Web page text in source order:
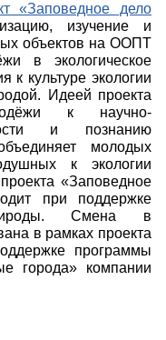
«Заповедное дело
изучение и
объектов на ООПТ
в экологическое
к культуре экологии
Идеей проекта
к научно-
и познанию
молодых
к экологии
«Заповедное
при поддержке
Смена в
в рамках проекта
программы
города» компании